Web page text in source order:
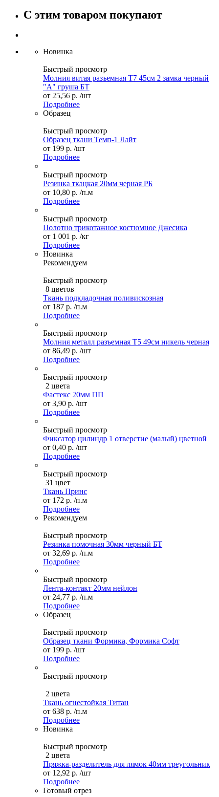
С этим товаром покупают
Новинка
Быстрый просмотр
Молния витая разъемная Т7 45см 2 замка черный
"А" груша БТ
от 25,56 р. /шт
Подробнее
Образец
Быстрый просмотр
Образец ткани Темп-1 Лайт
от 199 р. /шт
Подробнее
Быстрый просмотр
Резинка ткацкая 20мм черная РБ
от 10,80 р. /п.м
Подробнее
Быстрый просмотр
Полотно трикотажное костюмное Джесика
от 1 001 р. /кг
Подробнее
Новинка
Рекомендуем
Быстрый просмотр
8 цветов
Ткань подкладочная поливискозная
от 187 р. /п.м
Подробнее
Быстрый просмотр
Молния металл разъемная Т5 49см никель черная
от 86,49 р. /шт
Подробнее
Быстрый просмотр
2 цвета
Фастекс 20мм ПП
от 3,90 р. /шт
Подробнее
Быстрый просмотр
Фиксатор цилиндр 1 отверстие (малый) цветной
от 0,40 р. /шт
Подробнее
Быстрый просмотр
31 цвет
Ткань Принс
от 172 р. /п.м
Подробнее
Рекомендуем
Быстрый просмотр
Резинка помочная 30мм черный БТ
от 32,69 р. /п.м
Подробнее
Быстрый просмотр
Лента-контакт 20мм нейлон
от 24,77 р. /п.м
Подробнее
Образец
Быстрый просмотр
Образец ткани Формика, Формика Софт
от 199 р. /шт
Подробнее
Быстрый просмотр
2 цвета
Ткань огнестойкая Титан
от 638 р. /п.м
Подробнее
Новинка
Быстрый просмотр
2 цвета
Пряжка-разделитель для лямок 40мм треугольник
от 12,92 р. /шт
Подробнее
Готовый отрез